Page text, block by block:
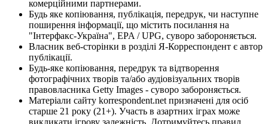
комерційними партнерами.
Будь яке копіювання, публікація, передрук, чи наступне
поширення інформації, що містить посилання на
"Інтерфакс-Україна", EPA / UPG, суворо забороняється.
Власник веб-сторінки в розділі Я-Корреспондент є автор
публікації.
Будь-яке копіювання, передрук та відтворення
фотографічних творів та/або аудіовізуальних творів
правовласника Getty Images - суворо забороняється.
Матеріали сайту korrespondent.net призначені для осіб
старше 21 року (21+). Участь в азартних іграх може
викликати ігрову залежність. Дотримуйтесь правил